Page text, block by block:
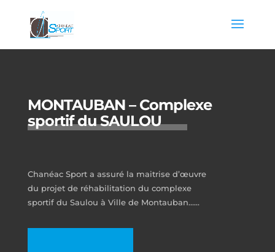
MONTAUBAN – Complexe
sportif du SAULOU
Chanéac Sport a assuré la maitrise d’œuvre
du projet de réhabilitation du complexe
sportif du Saulou à Ville de Montauban…...